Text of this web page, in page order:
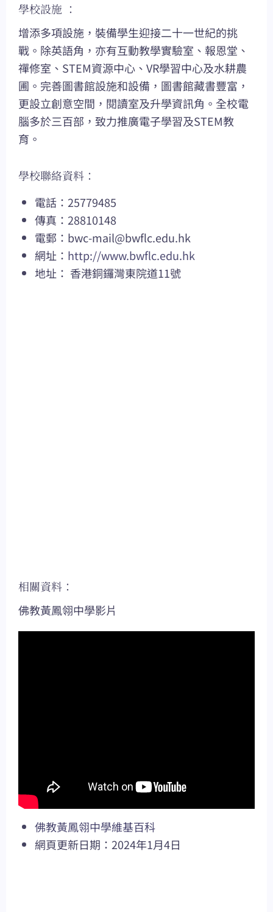
學校設施 ：
增添多項設施，裝備學生迎接二十一世紀的挑
戰。除英語角，亦有互動教學實驗室、報恩堂、
禪修室、STEM資源中心、VR學習中心及水耕農
圃。完善圖書館設施和設備，圖書館藏書豐富，
更設立創意空間，閱讀室及升學資訊角。全校電
腦多於三百部，致力推廣電子學習及STEM教
育。
學校聯絡資料：
電話：25779485
傳真：28810148
電郵： bwc-mail@bwflc.edu.hk
網址： http://www.bwflc.edu.hk
地址： 香港銅鑼灣東院道11號
相關資料：
佛教黃鳳翎中學影片
佛教黃鳳翎中學維基百科
網頁更新日期：2024年1月4日